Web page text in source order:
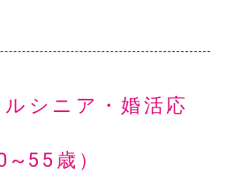
シニア・婚活応
歳）